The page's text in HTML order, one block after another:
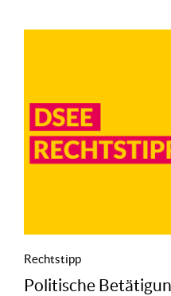
Rechtstipp
Politische